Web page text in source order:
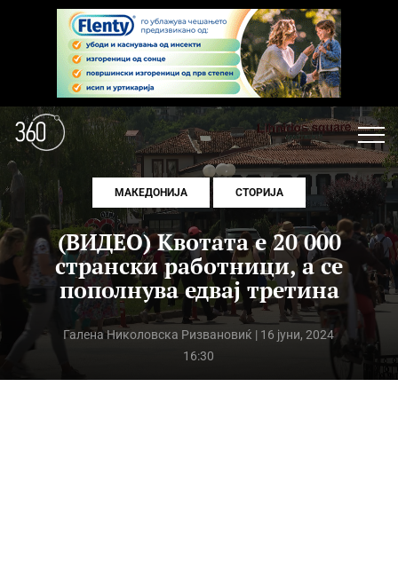
МАКЕДОНИЈА СТОРИЈА
(ВИДЕО) Квотата е 20 000
странски работници, а се
пополнува едвај третина
Галена Николовска Ризвановиќ | 16 јуни, 2024
16:30